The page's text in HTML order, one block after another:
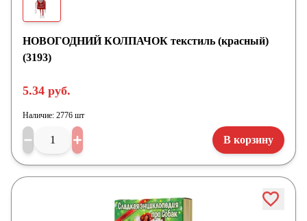
НОВОГОДНИЙ КОЛПАЧОК текстиль (красный)
(3193)
5.34 руб.
Наличие: 2776 шт
В корзину